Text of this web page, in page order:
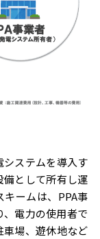
ステムを導入す
として所有し運
ームは、PPA事
電力の使用者で
車場、遊休地など